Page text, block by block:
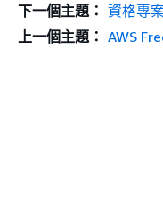
下一個主題： 資格專
上一個主題： AWS